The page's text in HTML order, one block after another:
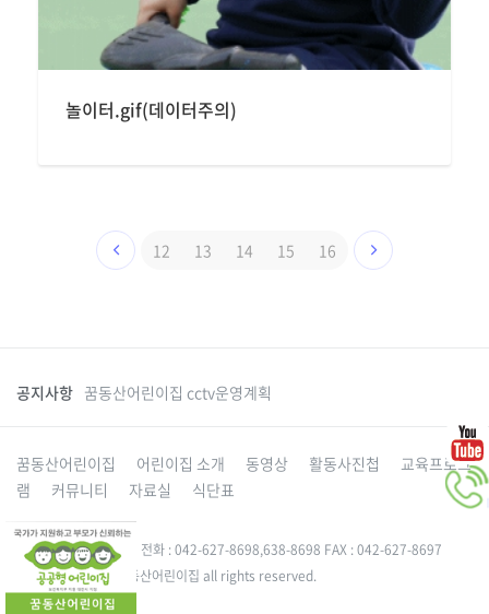
놀이터.gif(데이터주의)
12 13 14 15 16
공지사항 꿈동산어린이집 cctv운영계획
꿈동산어린이집 어린이집 소개 동영상 활동사진첩
교육프로그
램
커뮤니티 자료실 식단표
대전 동구 성동로 49-5 전화 : 042-627-8698,638-8698 FAX : 042-627-8697
Copyright 2015. 꿈동산어린이집 all rights reserved.